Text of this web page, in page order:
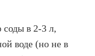
соды в 2-3 л,
воде (но не в